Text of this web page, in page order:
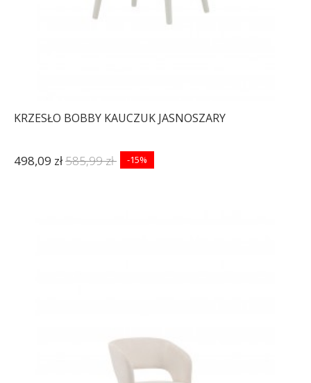
KRZESŁO BOBBY KAUCZUK JASNOSZARY
498,09 zł585,99 zł -15%